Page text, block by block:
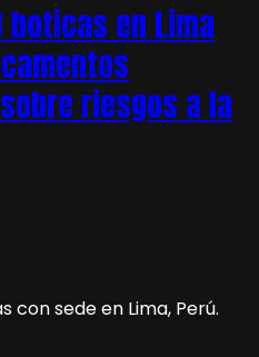
en Lima
riesgos a la
con sede en Lima, Perú.